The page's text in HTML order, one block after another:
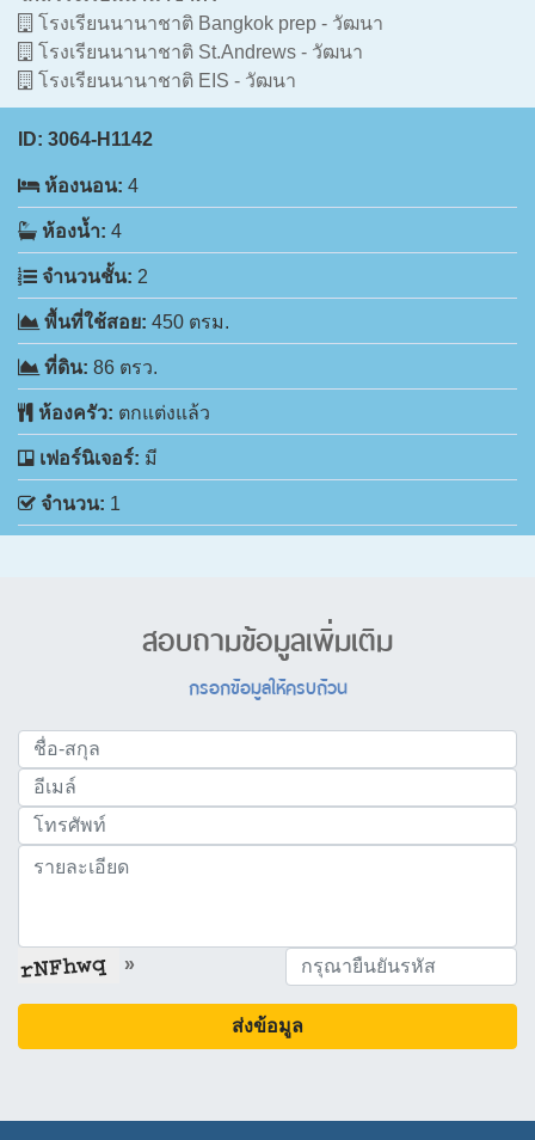
โรงเรียนนานาชาติ Bangkok prep - วัฒนา
โรงเรียนนานาชาติ St.Andrews - วัฒนา
โรงเรียนนานาชาติ EIS - วัฒนา
ID: 3064-H1142
ห้องนอน: 4
ห้องน้ำ: 4
จำนวนชั้น: 2
พื้นที่ใช้สอย: 450 ตรม.
ที่ดิน: 86 ตรว.
ห้องครัว: ตกแต่งแล้ว
เฟอร์นิเจอร์: มี
จำนวน: 1
สอบถามข้อมูลเพิ่มเติม
กรอกข้อมูลให้ครบถ้วน
»
ส่งข้อมูล